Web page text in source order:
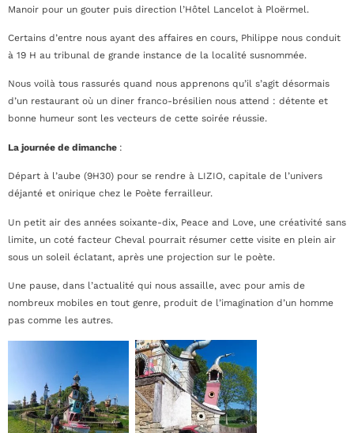
Manoir pour un gouter puis direction l’Hôtel Lancelot à Ploërmel.
Certains d’entre nous ayant des affaires en cours, Philippe nous conduit
à 19 H au tribunal de grande instance de la localité susnommée.
Nous voilà tous rassurés quand nous apprenons qu’il s’agit désormais
d’un restaurant où un diner franco-brésilien nous attend : détente et
bonne humeur sont les vecteurs de cette soirée réussie.
La journée de dimanche :
Départ à l’aube (9H30) pour se rendre à LIZIO, capitale de l’univers
déjanté et onirique chez le Poète ferrailleur.
Un petit air des années soixante-dix, Peace and Love, une créativité sans
limite, un coté facteur Cheval pourrait résumer cette visite en plein air
sous un soleil éclatant, après une projection sur le poète.
Une pause, dans l’actualité qui nous assaille, avec pour amis de
nombreux mobiles en tout genre, produit de l’imagination d’un homme
pas comme les autres.